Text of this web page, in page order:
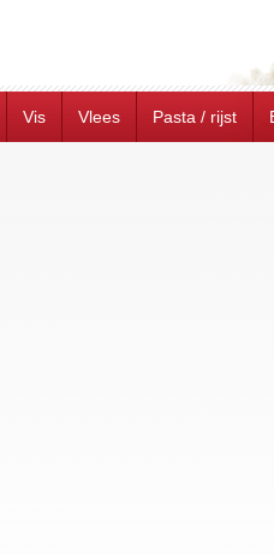
Vis Vlees Pasta / rijst